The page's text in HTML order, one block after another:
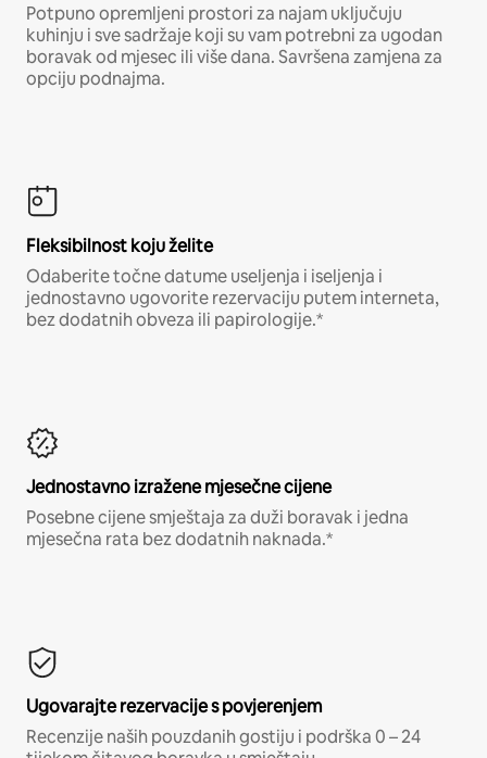
Potpuno opremljeni prostori za najam uključuju
kuhinju i sve sadržaje koji su vam potrebni za ugodan
boravak od mjesec ili više dana. Savršena zamjena za
opciju podnajma.
Fleksibilnost koju želite
Odaberite točne datume useljenja i iseljenja i
jednostavno ugovorite rezervaciju putem interneta,
bez dodatnih obveza ili papirologije.*
Jednostavno izražene mjesečne cijene
Posebne cijene smještaja za duži boravak i jedna
mjesečna rata bez dodatnih naknada.*
Ugovarajte rezervacije s povjerenjem
Recenzije naših pouzdanih gostiju i podrška 0 – 24